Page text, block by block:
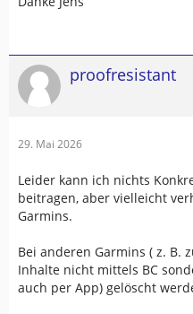
proofresistant
29. Mai 2026
Leider kann ich nichts
beitragen, aber vielleicht
Garmins.
Bei anderen Garmins ( z. B.
Inhalte nicht mittels BC
auch per App) gelöscht